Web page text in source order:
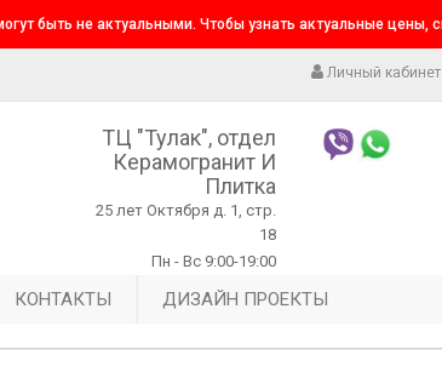
быть не актуальными. Чтобы узнать актуальные
Личный кабинет
ТЦ "Тулак", отдел
Керамогранит И
Плитка
25 лет Октября д. 1, стр.
18
Пн - Вс 9:00-19:00
КОНТАКТЫ ДИЗАЙН ПРОЕКТЫ